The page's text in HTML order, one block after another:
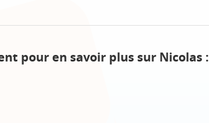
pour en savoir plus sur Nicolas :